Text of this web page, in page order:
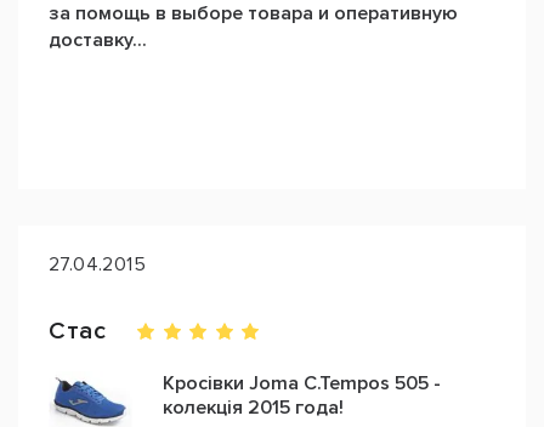
за помощь в выборе товара и оперативную
доставку...
27.04.2015
Стас
Кросівки Joma C.Tempos 505 -
колекція 2015 года!